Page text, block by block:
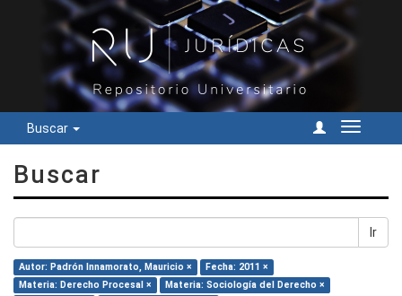
Buscar
Cambiar
Buscar
Ir
Autor: Padrón Innamorato, Mauricio ×
Fecha: 2011 ×
Materia: Derecho Procesal ×
Materia: Sociología del Derecho ×